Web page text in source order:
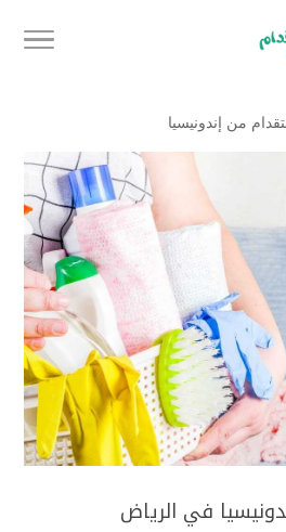
من إندونيسيا
في الرياض